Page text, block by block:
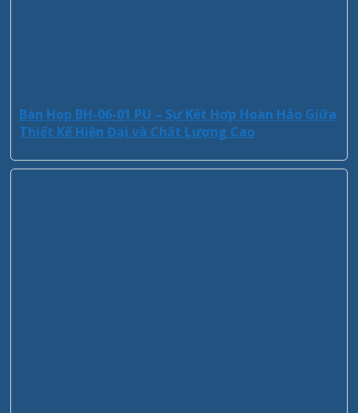
Bàn Họp BH-06-01 PU – Sự Kết Hợp Hoàn Hảo Giữa
Thiết Kế Hiện Đại và Chất Lượng Cao